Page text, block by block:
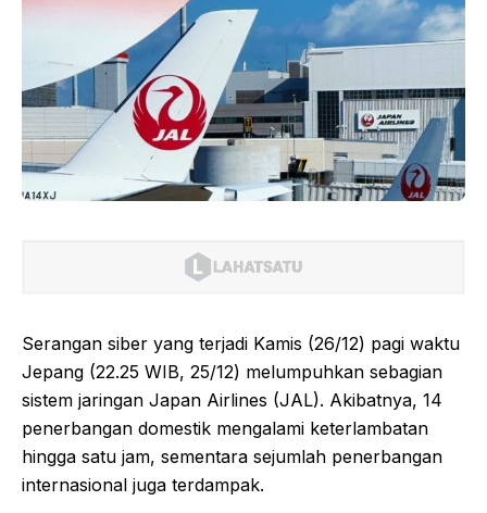
Serangan siber yang terjadi Kamis (26/12) pagi waktu
Jepang (22.25 WIB, 25/12) melumpuhkan sebagian
sistem jaringan Japan Airlines (JAL). Akibatnya, 14
penerbangan domestik mengalami keterlambatan
hingga satu jam, sementara sejumlah penerbangan
internasional juga terdampak.